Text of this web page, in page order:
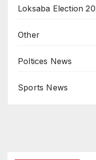
Loksaba Election
Other
Poltices News
Sports News